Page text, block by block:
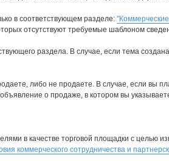
в соответствующем разделе:
отсутствуют требуемые шаблоном
раздела. В случае, если тема
либо не продаете. В случае, если вы
о продаже, в котором вы
в качестве торговой площадки с целью
коммерческого сотрудничества и